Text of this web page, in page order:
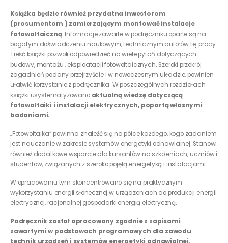
Książka będzie również przydatna inwestorom
(prosumentom ) zamierzającym montować instalacje
fotowoltaiczną. Informacje zawarte w podręczniku oparte są na
bogatym doświadczeniu naukowym, technicznym autorów tej pracy.
Treść książki pozwoli odpowiedzieć na wiele pytań dotyczących
budowy, montażu , eksploatacji fotowoltaicznych. Szeroki przekrój
zagadnień podany przejrzyście i w nowoczesnym układzie, powinien
ułatwić korzystanie z podręcznika. W poszczególnych rozdziałach
książki usystematyzowanoaktualną wiedzę dotyczącą
fotowoltaiki i instalacji elektrycznych, popartą własnymi
badaniami.
„Fotowoltaika” powinna znaleźć się na półce każdego, kogo zadaniem
jest nauczanie w zakresie systemów energetyki odnawialnej. Stanowi
również dodatkowe wsparcie dla kursantów na szkoleniach, uczniów i
studentów, związanych z szeroko pojętą energetyką i instalacjami.
W opracowaniu tym skoncentrowano się na praktycznym
wykorzystaniu energii słonecznej w urządzeniach do produkcji energii
elektrycznej, racjonalnej gospodarki energią elektryczną.
Podręcznik został opracowany zgodnie z zapisami
zawartymi w podstawach programowych dla zawodu